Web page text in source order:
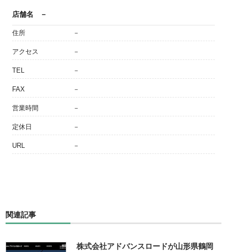
店舗名 －
住所 －
アクセス －
TEL －
FAX －
営業時間 －
定休日 －
URL －
関連記事
株式会社アドバンスロードが山形県鶴岡